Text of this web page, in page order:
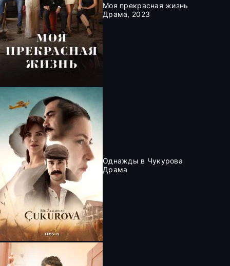
Моя прекрасная жизнь
Драма, 2023
Однажды в Чукурова
Драма